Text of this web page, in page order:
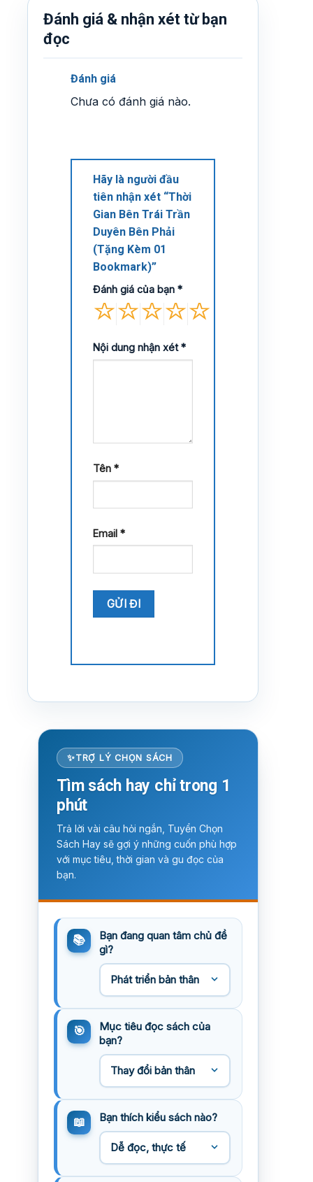
Đánh giá & nhận xét từ bạn
đọc
Đánh giá
Chưa có đánh giá nào.
Hãy là người đầu
tiên nhận xét “Thời
Gian Bên Trái Trần
Duyên Bên Phải
(Tặng Kèm 01
Bookmark)”
Đánh giá của bạn *
Nội dung nhận xét*
Tên *
Email *
TRỢ LÝ CHỌN SÁCH
Tìm sách hay chỉ trong 1
phút
Trả lời vài câu hỏi ngắn, Tuyển Chọn
Sách Hay sẽ gợi ý những cuốn phù hợp
với mục tiêu, thời gian và gu đọc của
bạn.
Bạn đang quan tâm chủ đề
gì?
Mục tiêu đọc sách của
bạn?
Bạn thích kiểu sách nào?